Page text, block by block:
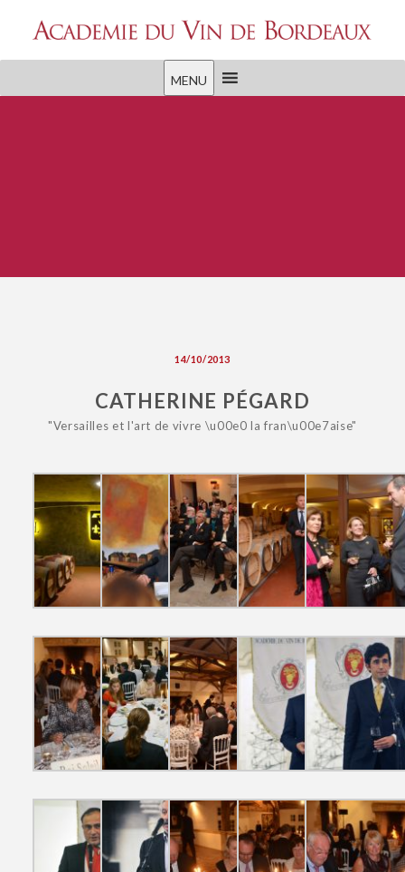
MENU
14/10/2013
CATHERINE PÉGARD
"Versailles et l'art de vivre \u00e0 la fran\u00e7aise"